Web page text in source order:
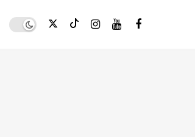
mode